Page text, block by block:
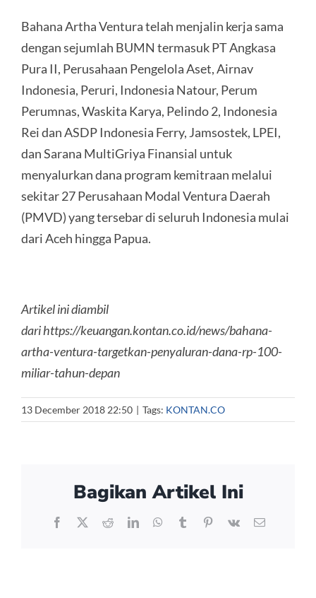
Bahana Artha Ventura telah menjalin kerja sama
dengan sejumlah BUMN termasuk PT Angkasa
Pura II, Perusahaan Pengelola Aset, Airnav
Indonesia, Peruri, Indonesia Natour, Perum
Perumnas, Waskita Karya, Pelindo 2, Indonesia
Rei dan ASDP Indonesia Ferry, Jamsostek, LPEI,
dan Sarana MultiGriya Finansial untuk
menyalurkan dana program kemitraan melalui
sekitar 27 Perusahaan Modal Ventura Daerah
(PMVD) yang tersebar di seluruh Indonesia mulai
dari Aceh hingga Papua.
Artikel ini diambil
dari https://keuangan.kontan.co.id/news/bahana-
artha-ventura-targetkan-penyaluran-dana-rp-100-
miliar-tahun-depan
13 December 2018 22:50 | Tags: KONTAN.CO
Bagikan Artikel Ini
Facebook
X RedditLinkedInWhatsApp
TumblrPinterest
Vk Email